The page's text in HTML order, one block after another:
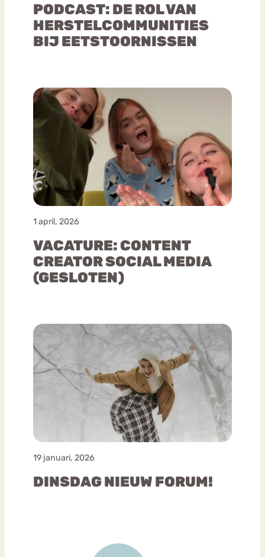
PODCAST: DE ROL VAN
HERSTELCOMMUNITIES
BIJ EETSTOORNISSEN
1 april, 2026
VACATURE: CONTENT
CREATOR SOCIAL MEDIA
(GESLOTEN)
19 januari, 2026
DINSDAG NIEUW FORUM!